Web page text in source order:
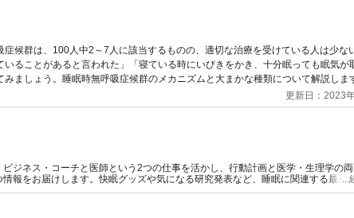
症候群は、100人中2～7人に該当するものの、適切な治療を受けている人は少な
ることがあると言われた」「寝ている時にいびきをかき、十分眠っても眠気が
ましょう。睡眠時無呼吸症候群のメカニズムと大まかな種類について解説しま
更新日：2023
ジネス・コーチと医師という2つの仕事を活かし、行動計画と医学・生理学の両
報をお届けします。快眠グッズや気になる研究発表など、睡眠に関連する最新...